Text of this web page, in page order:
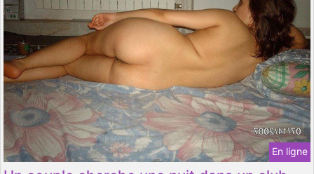
En ligne